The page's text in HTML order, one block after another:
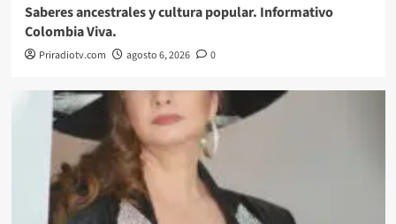
Saberes ancestrales y cultura popular. Informativo
Colombia Viva.
Priradiotv.com agosto 6, 2026 0